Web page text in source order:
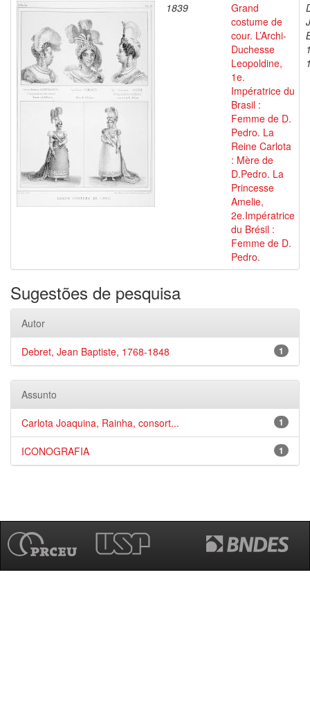
1839
Grand
costume de
cour. L’Archi-
Duchesse
Leopoldine,
1e.
Impératrice du
Brasil :
Femme de D.
Pedro. La
Reine Carlota
: Mère de
D.Pedro. La
Princesse
Amelie,
2e.Impératrice
du Brésil :
Femme de D.
Pedro.
Sugestões de pesquisa
Autor
1
Debret, Jean Baptiste, 1768-1848
Assunto
1
Carlota Joaquina, Rainha, consort...
1
ICONOGRAFIA